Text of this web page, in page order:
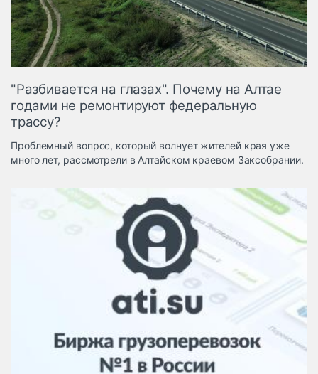
Негабаритные и
опасные грузы
Безопасность и
страхование
Таможня и ВЭД
терминалы
Коммерческий
Спецтехника
Автосервис,
запчасти, шины
Топливо, масла и
автохимия
Дзен
"Разбивается на глазах". Почему на Алтае
годами не ремонтируют федеральную
трассу?
Проблемный вопрос, который волнует жителей края уже
много лет, рассмотрели в Алтайском краевом Заксобрании.